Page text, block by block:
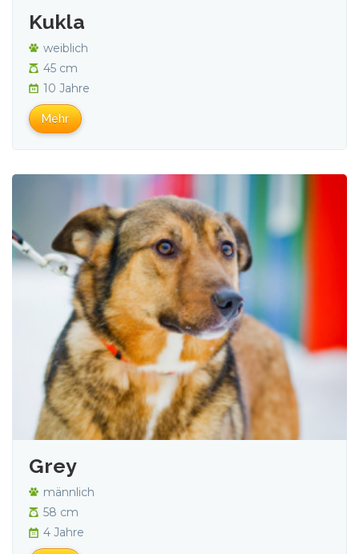
Kukla
weiblich
45 cm
10 Jahre
Mehr
Grey
männlich
58 cm
4 Jahre